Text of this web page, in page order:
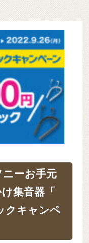
ーお手元
集音器「
クキャンペ